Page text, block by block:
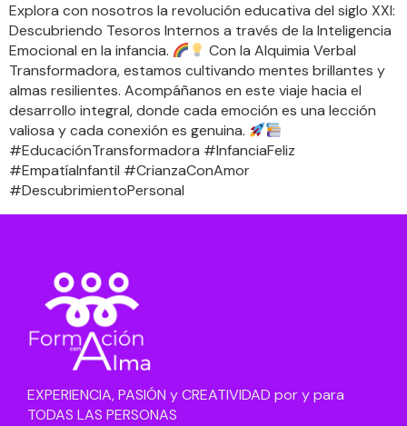
Explora con nosotros la revolución educativa del siglo XXI:
Descubriendo Tesoros Internos a través de la Inteligencia
Emocional en la infancia.
Con la Alquimia Verbal
Transformadora, estamos cultivando mentes brillantes y
almas resilientes. Acompáñanos en este viaje hacia el
desarrollo integral, donde cada emoción es una lección
valiosa y cada conexión es genuina.
#EducaciónTransformadora #InfanciaFeliz
#EmpatíaInfantil #CrianzaConAmor
#DescubrimientoPersonal
EXPERIENCIA, PASIÓN y CREATIVIDAD por y para
TODAS LAS PERSONAS